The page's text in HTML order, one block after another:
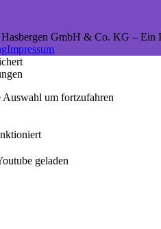
GmbH & Co. KG – Ein
Impressum
Auswahl um fortzufahren
geladen